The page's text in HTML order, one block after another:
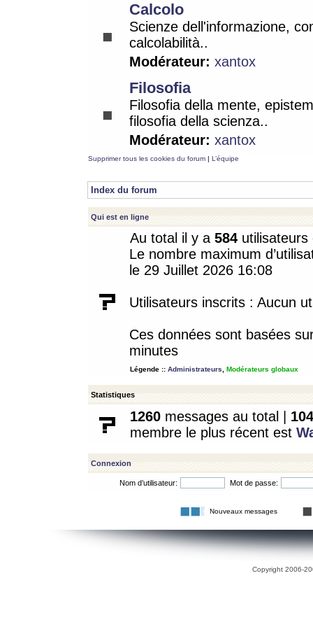
Calcolo
Scienze dell'informazione,
calcolabilità..
Modérateur: xantox
Filosofia
Filosofia della mente,
filosofia della scienza..
Modérateur: xantox
Supprimer tous les cookies du forum | L’équipe
Index du forum
Qui est en ligne
Au total il y a 584
Le nombre maximum
le 29 Juillet 2026 16:08
Utilisateurs inscrits : Aucun
Ces données sont basées
minutes
Légende :: Administrateurs Modérateurs globaux
Statistiques
1260 messages au total | 104
membre le plus récent est
Connexion
Nom d’utilisateur: Mot de passe:
Nouveaux messages
Copyright 2006-